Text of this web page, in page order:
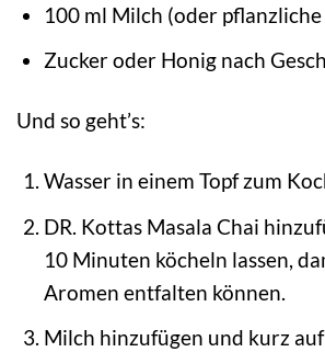
100 ml Milch (oder
Zucker oder Honig nach
Und so geht’s:
Wasser in einem Topf zum
DR. Kottas Masala Chai
10 Minuten köcheln lassen,
Aromen entfalten können.
Milch hinzufügen und kurz